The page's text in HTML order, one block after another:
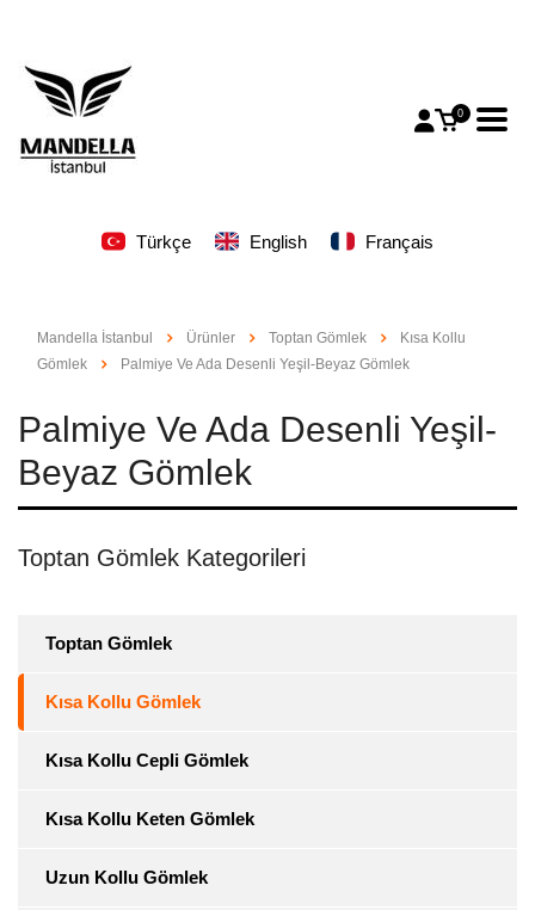
0
Türkçe English Français
Mandella İstanbul Ürünler Toptan Gömlek
Kısa Kollu
Gömlek
Palmiye Ve Ada Desenli Yeşil-Beyaz Gömlek
Palmiye Ve Ada Desenli Yeşil-
Beyaz Gömlek
Toptan Gömlek Kategorileri
Toptan Gömlek
Kısa Kollu Gömlek
Kısa Kollu Cepli Gömlek
Kısa Kollu Keten Gömlek
Uzun Kollu Gömlek